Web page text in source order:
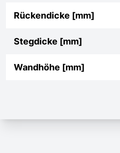
Rückendicke [mm]
Stegdicke [mm]
Wandhöhe [mm]